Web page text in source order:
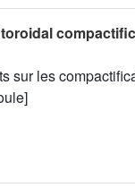
sur les